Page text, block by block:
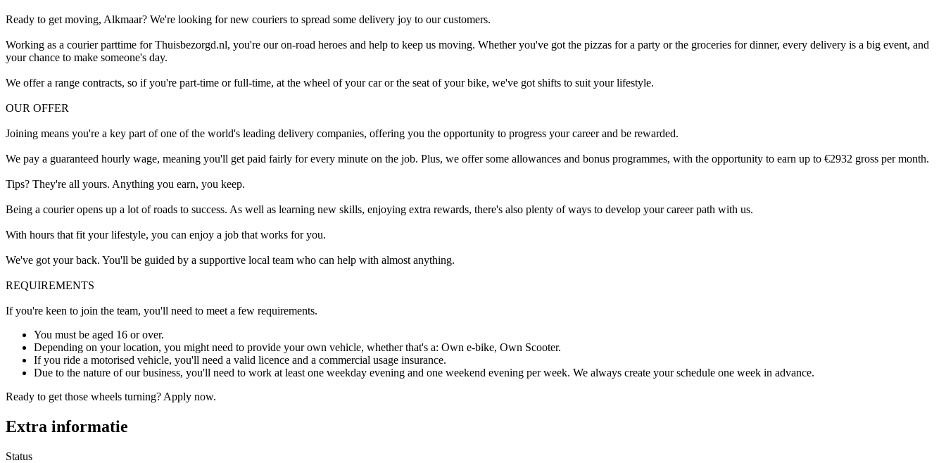
Ready to get moving, Alkmaar? We're looking for new couriers to spread some delivery joy to our customers.
Working as a courier parttime for Thuisbezorgd.nl, you're our on-road heroes and help to keep us moving. Whether you've got the pizzas for a party or the groceries for dinner, every delivery is a big event, and
your chance to make someone's day.
We offer a range contracts, so if you're part-time or full-time, at the wheel of your car or the seat of your bike, we've got shifts to suit your lifestyle.
OUR OFFER
Joining means you're a key part of one of the world's leading delivery companies, offering you the opportunity to progress your career and be rewarded.
We pay a guaranteed hourly wage, meaning you'll get paid fairly for every minute on the job. Plus, we offer some allowances and bonus programmes, with the opportunity to earn up to €2932 gross per month.
Tips? They're all yours. Anything you earn, you keep.
Being a courier opens up a lot of roads to success. As well as learning new skills, enjoying extra rewards, there's also plenty of ways to develop your career path with us.
With hours that fit your lifestyle, you can enjoy a job that works for you.
We've got your back. You'll be guided by a supportive local team who can help with almost anything.
REQUIREMENTS
If you're keen to join the team, you'll need to meet a few requirements.
You must be aged 16 or over.
Depending on your location, you might need to provide your own vehicle, whether that's a: Own e-bike, Own Scooter.
If you ride a motorised vehicle, you'll need a valid licence and a commercial usage insurance.
Due to the nature of our business, you'll need to work at least one weekday evening and one weekend evening per week. We always create your schedule one week in advance.
Ready to get those wheels turning? Apply now.
Extra informatie
Status